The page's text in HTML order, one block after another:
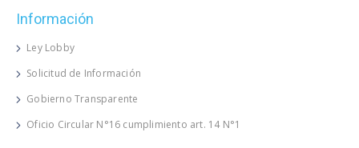
Información
Ley Lobby
Solicitud de Información
Gobierno Transparente
Oficio Circular N°16 cumplimiento art. 14 N°1